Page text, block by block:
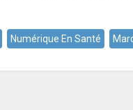
Numérique En Santé